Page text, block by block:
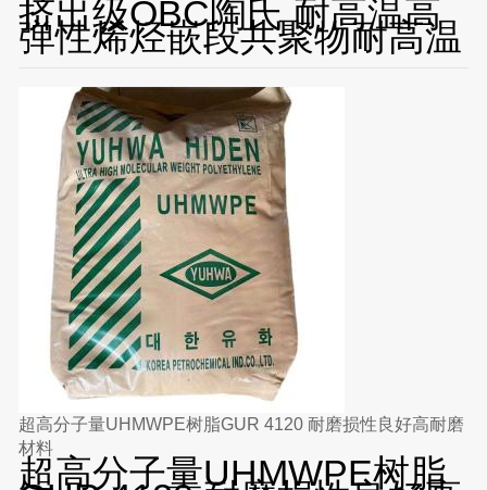
挤出级OBC陶氏 耐高温高
弹性烯烃嵌段共聚物耐高温
超高分子量UHMWPE树脂GUR 4120 耐磨损性良好高耐磨
材料
超高分子量UHMWPE树脂